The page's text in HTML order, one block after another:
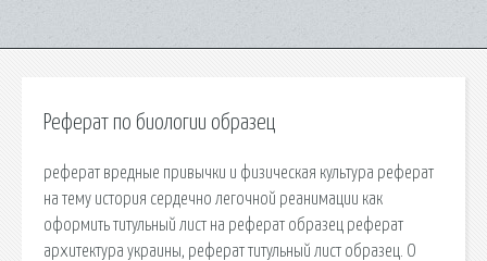
Реферат по биологии образец
реферат вредные привычки и физическая культура реферат
на тему история сердечно легочной реанимации как
оформить титульный лист на реферат образец реферат
архитектура украины, реферат титульный лист образец. О